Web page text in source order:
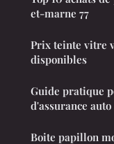
et-marne 77
Prix teinte vitre
disponibles
Guide pratique
d'assurance auto
Boite papillon